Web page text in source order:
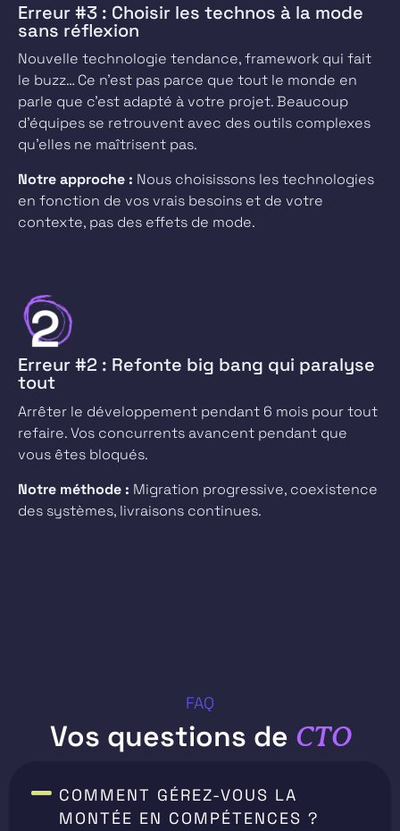
Erreur #3 : Choisir les technos à la mode
sans réflexion
Nouvelle technologie tendance, framework qui fait
le buzz… Ce n’est pas parce que tout le monde en
parle que c’est adapté à votre projet. Beaucoup
d’équipes se retrouvent avec des outils complexes
qu’elles ne maîtrisent pas.
Notre approche : Nous choisissons les technologies
en fonction de vos vrais besoins et de votre
contexte, pas des effets de mode.
Erreur #2 : Refonte big bang qui paralyse
tout
Arrêter le développement pendant 6 mois pour tout
refaire. Vos concurrents avancent pendant que
vous êtes bloqués.
Notre méthode : Migration progressive, coexistence
des systèmes, livraisons continues.
FAQ
Vos questions de CTO
COMMENT GÉREZ-VOUS LA
MONTÉE EN COMPÉTENCES ?